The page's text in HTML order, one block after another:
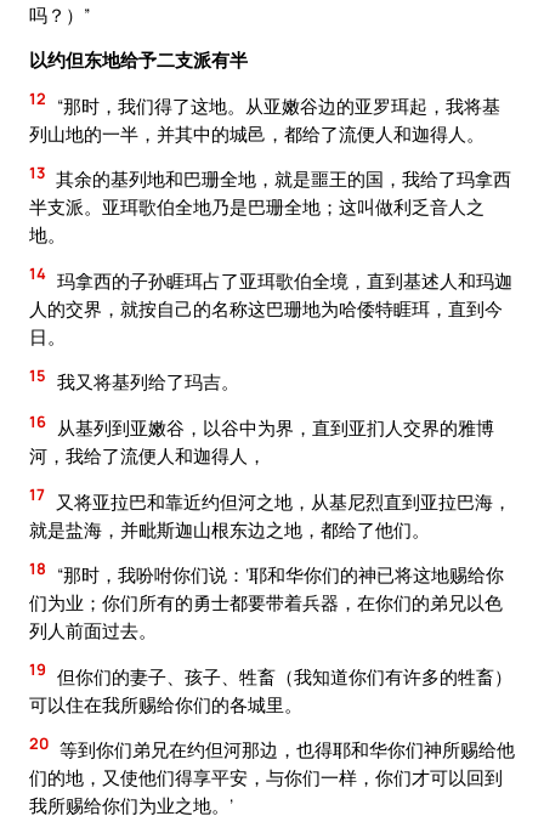
吗？）”
以约但东地给予二支派有半
12
“那时，我们得了这地。从亚嫩谷边的亚罗珥起，我将基
列山地的一半，并其中的城邑，都给了流便人和迦得人。
13 其余的基列地和巴珊全地，就是噩王的国，我给了玛拿西
半支派。亚珥歌伯全地乃是巴珊全地；这叫做利乏音人之
地。
14 玛拿西的子孙睚珥占了亚珥歌伯全境，直到基述人和玛迦
人的交界，就按自己的名称这巴珊地为哈倭特睚珥，直到今
日。
15 我又将基列给了玛吉。
16 从基列到亚嫩谷，以谷中为界，直到亚扪人交界的雅博
河，我给了流便人和迦得人，
17
又将亚拉巴和靠近约但河之地，从基尼烈直到亚拉巴海，
就是盐海，并毗斯迦山根东边之地，都给了他们。
18
“那时，我吩咐你们说：‘耶和华你们的神已将这地赐给你
们为业；你们所有的勇士都要带着兵器，在你们的弟兄以色
列人前面过去。
19 但你们的妻子、孩子、牲畜（我知道你们有许多的牲畜）
可以住在我所赐给你们的各城里。
20 等到你们弟兄在约但河那边，也得耶和华你们神所赐给他
们的地，又使他们得享平安，与你们一样，你们才可以回到
我所赐给你们为业之地。’